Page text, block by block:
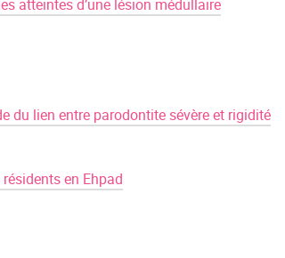
atteintes d’une lésion médullaire
du lien entre parodontite sévère et rigidité
en Ehpad